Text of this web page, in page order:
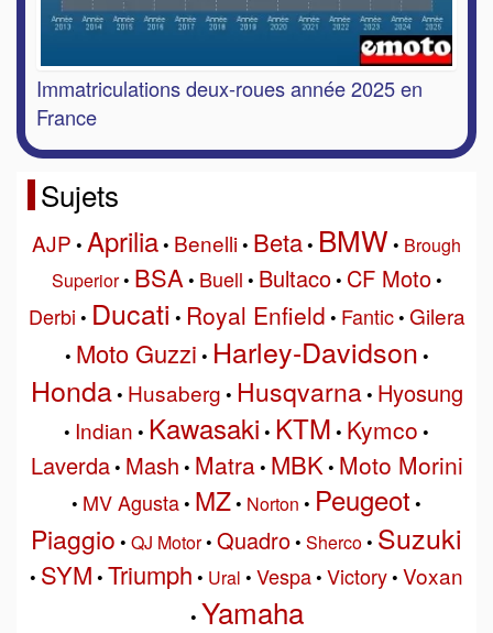
Immatriculations deux-roues année 2025 en
France
Sujets
AJP • Aprilia• Benelli• Beta• BMW • Brough
Superior• BSA• Buell • Bultaco• CF Moto•
Derbi • Ducati • Royal Enfield • Fantic• Gilera
• Moto Guzzi • Harley-Davidson •
Honda• Husaberg • Husqvarna• Hyosung
• Indian • Kawasaki • KTM • Kymco •
Laverda• Mash • Matra• MBK• Moto Morini
• MV Agusta• MZ• Norton • Peugeot •
Piaggio • QJ Motor• Quadro• Sherco• Suzuki
• SYM • Triumph • Ural • Vespa• Victory• Voxan
• Yamaha